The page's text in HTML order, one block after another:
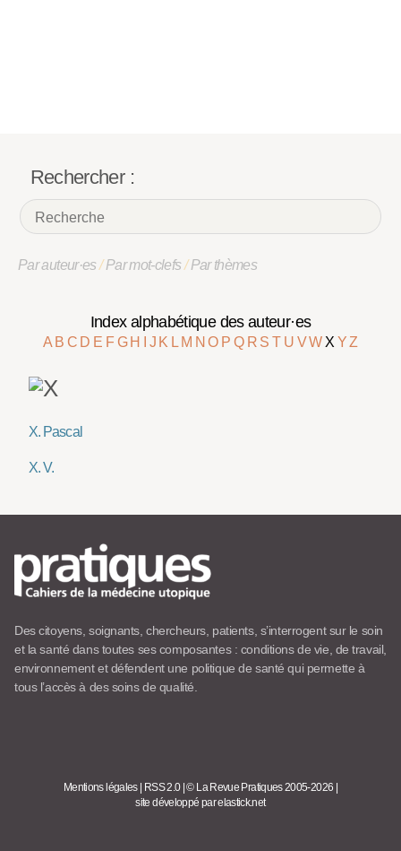
Rechercher :
Par auteur·es/Par mot-clefs/Par thèmes
Index alphabétique des auteur·es
A B C D E F G H J K L M NO P Q R ST U VW X YZ
X. Pascal
X. V.
Des citoyens, soignants, chercheurs, patients, s’interrogent sur le soin
et la santé dans toutes ses composantes : conditions de vie, de travail,
environnement et défendent une politique de santé qui permette à
tous l’accès à des soins de qualité.
Mentions légales RSS 2.0 |© La Revue Pratiques 2005-2026
site développé par elastick.net